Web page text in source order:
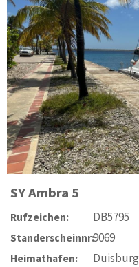
SYAmbra 5
Rufzeichen: DB5795
Standerscheinnr:9069
Heimathafen: Duisburg